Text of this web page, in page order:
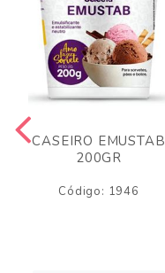
CASEIRO EMUSTAB
200GR
Código: 1946